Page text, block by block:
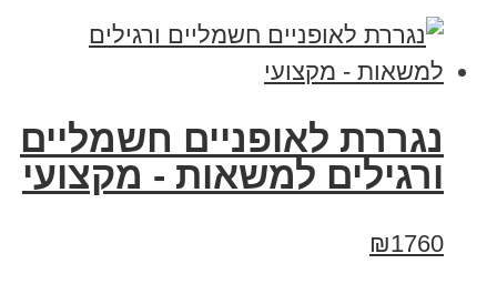
נגררת לאופניים חשמליים
ורגילים למשאות - מקצועי
₪1760